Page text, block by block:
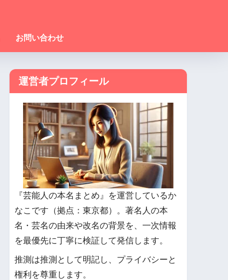
お問い合わせ
運営者プロフィール
『芸能人の本名まとめ』を運営しているか
なこです（拠点：東京都）。著名人の本
名・芸名の由来や改名の背景を、一次情報
を最優先に丁寧に検証して発信します。
推測は推測として明記し、プライバシーと
権利を尊重します。